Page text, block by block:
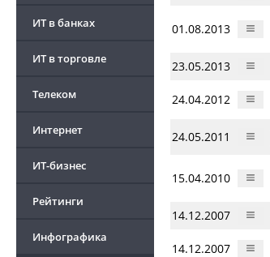
ИТ в банках
ИТ в торговле
Телеком
Интернет
ИТ-бизнес
Рейтинги
Инфографика
01.08.2013
23.05.2013
24.04.2012
24.05.2011
15.04.2010
14.12.2007
14.12.2007